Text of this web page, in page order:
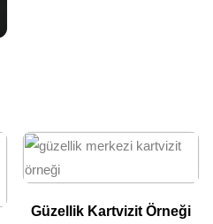
Güzellik Kartvizit Örneği